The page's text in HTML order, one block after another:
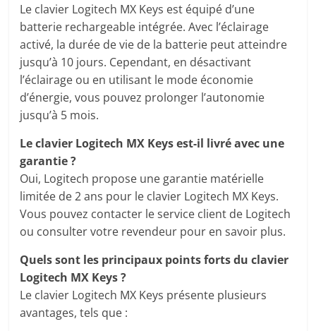
Le clavier Logitech MX Keys est équipé d’une
batterie rechargeable intégrée. Avec l’éclairage
activé, la durée de vie de la batterie peut atteindre
jusqu’à 10 jours. Cependant, en désactivant
l’éclairage ou en utilisant le mode économie
d’énergie, vous pouvez prolonger l’autonomie
jusqu’à 5 mois.
Le clavier Logitech MX Keys est-il livré avec une
garantie ?
Oui, Logitech propose une garantie matérielle
limitée de 2 ans pour le clavier Logitech MX Keys.
Vous pouvez contacter le service client de Logitech
ou consulter votre revendeur pour en savoir plus.
Quels sont les principaux points forts du clavier
Logitech MX Keys ?
Le clavier Logitech MX Keys présente plusieurs
avantages, tels que :